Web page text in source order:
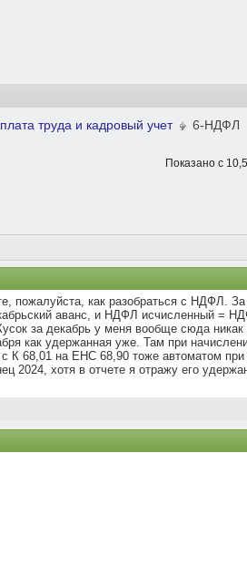
труда и кадровый учет 6-НДФЛ
Показано с
пожалуйста, как разобраться с НДФЛ.
аванс, и НДФЛ исчисленный =
за декабрь у меня вообще сюда
как удержанная уже. Там при
К 68,01 на ЕНС 68,90 тоже автоматом
2024, хотя в отчете я отражу его